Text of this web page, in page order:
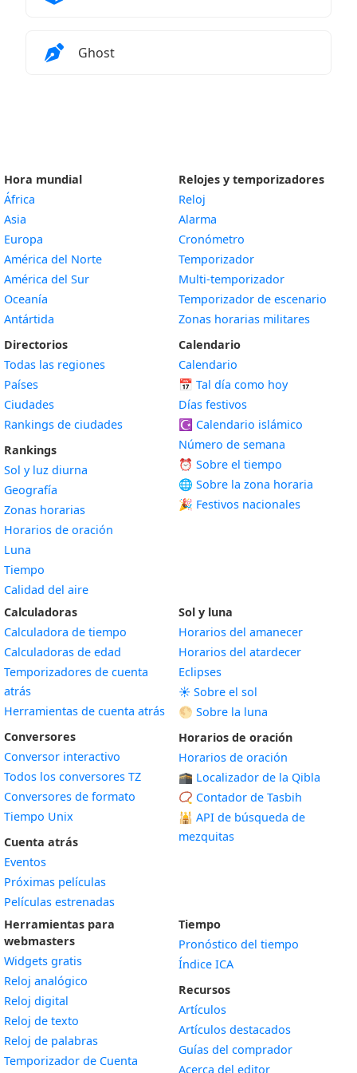
Agregar Widget de horarios de oración a
Ghost
Hora mundial
África
Asia
Europa
América del Norte
América del Sur
Oceanía
Antártida
Directorios
Todas las regiones
Países
Ciudades
Rankings de ciudades
Rankings
Sol y luz diurna
Geografía
Zonas horarias
Horarios de oración
Luna
Tiempo
Calidad del aire
Relojes y temporizadores
Reloj
Alarma
Cronómetro
Temporizador
Multi-temporizador
Temporizador de escenario
Zonas horarias militares
Calendario
Calendario
📅 Tal día como hoy
Días festivos
☪️ Calendario islámico
Número de semana
⏰ Sobre el tiempo
🌐 Sobre la zona horaria
🎉 Festivos nacionales
Calculadoras
Calculadora de tiempo
Calculadoras de edad
Temporizadores de cuenta
atrás
Herramientas de cuenta atrás
Conversores
Conversor interactivo
Todos los conversores TZ
Conversores de formato
Tiempo Unix
Cuenta atrás
Eventos
Próximas películas
Películas estrenadas
Sol y luna
Horarios del amanecer
Horarios del atardecer
Eclipses
☀️ Sobre el sol
🌕 Sobre la luna
Horarios de oración
Horarios de oración
🕋 Localizador de la Qibla
📿 Contador de Tasbih
🕌 API de búsqueda de
mezquitas
Herramientas para
webmasters
Widgets gratis
Reloj analógico
Reloj digital
Reloj de texto
Reloj de palabras
Temporizador de Cuenta
Tiempo
Pronóstico del tiempo
Índice ICA
Recursos
Artículos
Artículos destacados
Guías del comprador
Acerca del editor